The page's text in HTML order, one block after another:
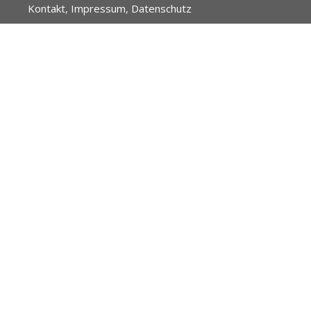
Kontakt, Impressum, Datenschutz